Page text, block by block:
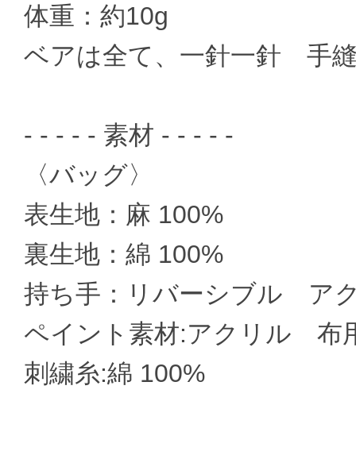
体重：約10g
ベアは全て、一針一針 手
- - - - - 素材 - - - - -
〈バッグ〉
表生地：麻 100%
裏生地：綿 100%
持ち手：リバーシブル ア
ペイント素材:アクリル 布
刺繍糸:綿 100%